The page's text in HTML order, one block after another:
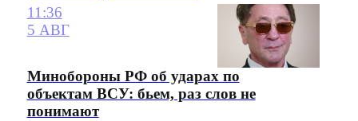
11:36
5 АВГ
Минобороны РФ об ударах по
объектам ВСУ: бьем, раз слов не
понимают